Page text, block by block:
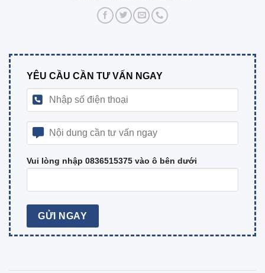
YÊU CẦU CẦN TƯ VẤN NGAY
Vui lòng nhập 0836515375 vào ô bên dưới